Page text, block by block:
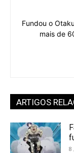
Fundou o
mais de
ARTIGOS
8